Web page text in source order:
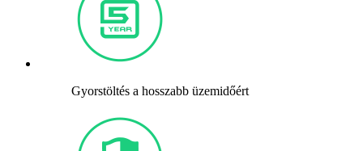
Gyorstöltés a hosszabb üzemidőért